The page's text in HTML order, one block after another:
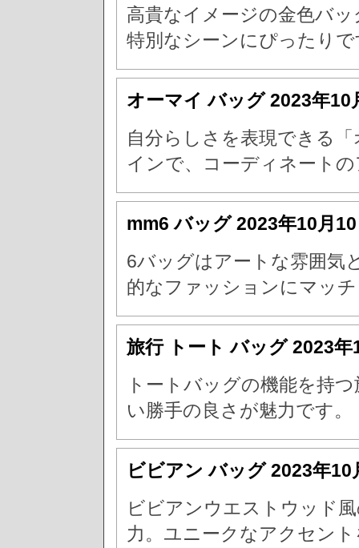
高貴なイメージの金色バ
特別なシーンにぴったりで
オーマイ バッグ2023年10
自分らしさを表現できる
インで、コーディネート
mm6 バッグ2023年10月
6バッグはアートな雰囲気
的なファッションにマッ
旅行 トート バッグ2023年
トートバッグの機能を持
い勝手の良さが魅力です。
ビビアン バッグ2023年10
ビビアンウエストウッド
力。ユニークなアクセン